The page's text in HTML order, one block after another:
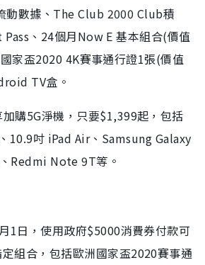
動數據、The Club 2000 Club積
Pass、24個月Now E 基本組合(價值
家盃2020 4K賽事通行證1張(價值
TV盒。
購5G淨機，只要$1,399起，包括
10.9吋 iPad Air、Samsung Galaxy
Redmi Note 9T等。
1日，使用政府$5000消費券付款可
組合，包括歐洲國家盃2020賽事通